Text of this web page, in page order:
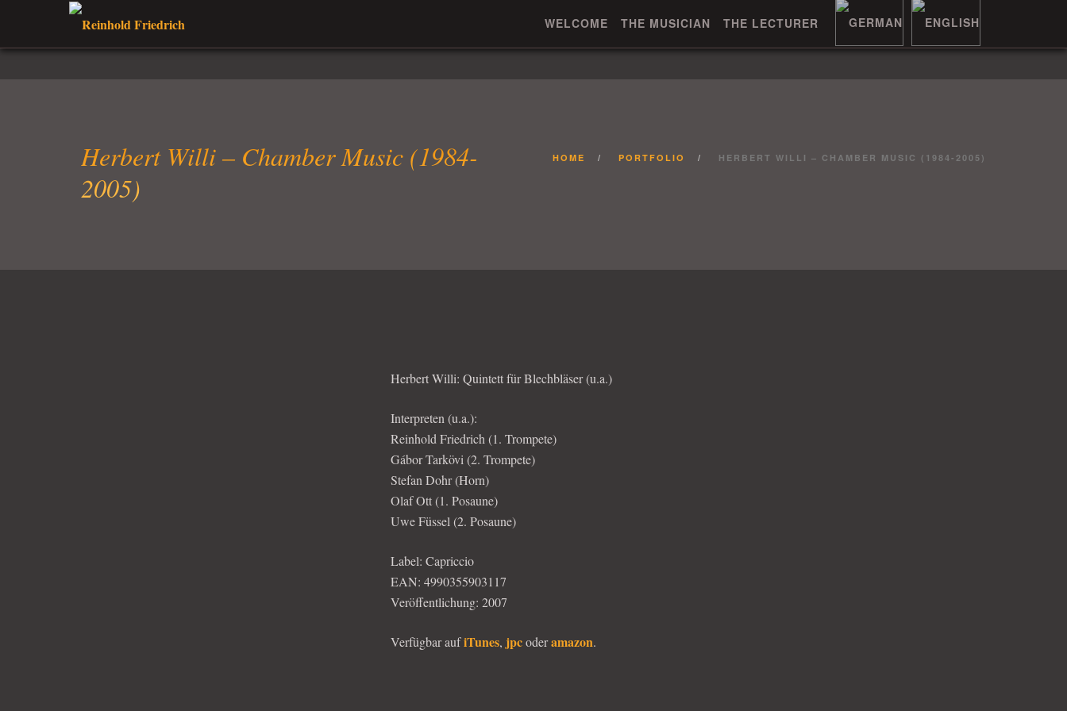
WELCOME THE MUSICIAN THE LECTURER
Herbert Willi – Chamber Music (1984-
2005)
HOME PORTFOLIO HERBERT WILLI – CHAMBER MUSIC (1984-2005)
Herbert Willi: Quintett für Blechbläser (u.a.)
Interpreten (u.a.):
Reinhold Friedrich (1. Trompete)
Gábor Tarkövi (2. Trompete)
Stefan Dohr (Horn)
Olaf Ott (1. Posaune)
Uwe Füssel (2. Posaune)
Label: Capriccio
EAN: 4990355903117
Veröffentlichung: 2007
Verfügbar aufiTunes, jpcoderamazon.